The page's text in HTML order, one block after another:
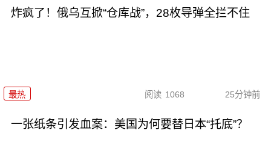
炸疯了！俄乌互掀“仓库战”，28枚导弹全拦不住
最热 阅读 1068 25分钟前
一张纸条引发血案：美国为何要替日本“托底”？